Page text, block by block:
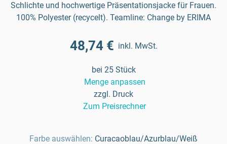
Schlichte und hochwertige Präsentationsjacke für Frauen.
100% Polyester (recycelt). Teamline: Change by ERIMA
48,74 € inkl. MwSt.
bei 25 Stück
Menge anpassen
zzgl. Druck
Zum Preisrechner
Farbe auswählen: Curacaoblau/Azurblau/Weiß